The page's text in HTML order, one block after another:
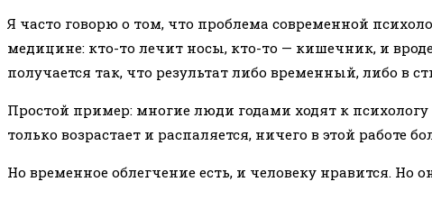
записи:
Я часто говорю о том, что проблема современной
медицине: кто-то лечит носы, кто-то — кишечник, и
получается так, что результат либо временный, либо в
Простой пример: многие люди годами ходят к
только возрастает и распаляется, ничего в этой работе
Но временное облегчение есть, и человеку нравится. Но